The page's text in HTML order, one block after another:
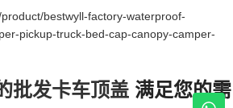
bestwyll-factory-waterproof-
pickup-truck-bed-cap-canopy-camper-
批发卡车顶盖 满足您的需